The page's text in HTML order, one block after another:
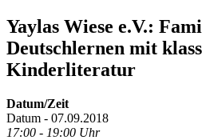
Yaylas Wiese e.V.:
Deutschlernen mit
Kinderliteratur
Datum/Zeit
Datum - 07.09.2018
17:00 - 19:00 Uhr